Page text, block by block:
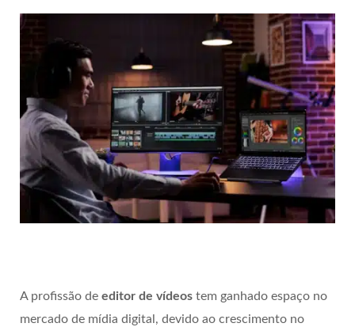
A profissão de editor de vídeos tem ganhado espaço no
mercado de mídia digital, devido ao crescimento no